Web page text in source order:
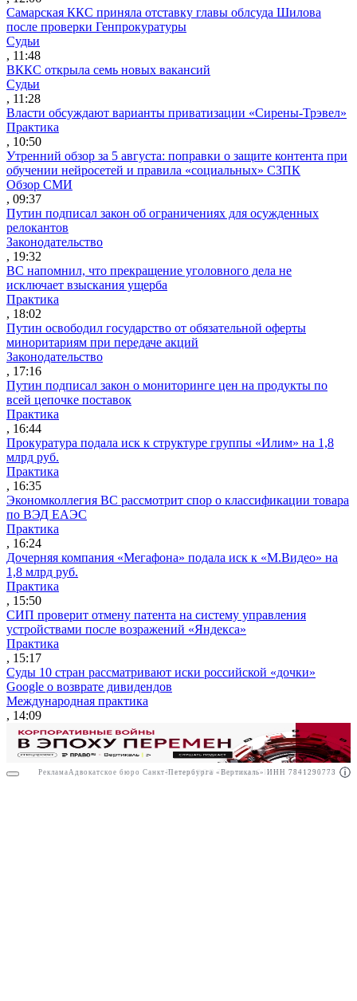
РекламаООО "Право.ру" ИНН: 7704835288
Самарская ККС приняла отставку главы облсуда Шилова
после проверки Генпрокуратуры
Судьи
, 11:48
ВККС открыла семь новых вакансий
Судьи
, 11:28
Власти обсуждают варианты приватизации «Сирены-Трэвел»
Практика
, 10:50
Утренний обзор за 5 августа: поправки о защите контента при
обучении нейросетей и правила «социальных» СЗПК
Обзор СМИ
, 09:37
Путин подписал закон об ограничениях для осужденных
релокантов
Законодательство
, 19:32
ВС напомнил, что прекращение уголовного дела не
исключает взыскания ущерба
Практика
, 18:02
Путин освободил государство от обязательной оферты
миноритариям при передаче акций
Законодательство
, 17:16
Путин подписал закон о мониторинге цен на продукты по
всей цепочке поставок
Практика
, 16:44
Прокуратура подала иск к структуре группы «Илим» на 1,8
млрд руб.
Практика
, 16:35
Экономколлегия ВС рассмотрит спор о классификации товара
по ВЭД ЕАЭС
Практика
, 16:24
Дочерняя компания «Мегафона» подала иск к «М.Видео» на
1,8 млрд руб.
Практика
, 15:50
СИП проверит отмену патента на систему управления
устройствами после возражений «Яндекса»
Практика
, 15:17
Суды 10 стран рассматривают иски российской «дочки»
Google о возврате дивидендов
Международная практика
, 14:09
Реклама Адвокатское бюро Санкт-Петербурга «Вертикаль» ИНН 7841290773